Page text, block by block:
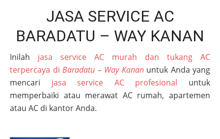
JASA SERVICE AC
BARADATU – WAY KANAN
Inilah jasa service AC murah dan tukang AC
terpercaya di Baradatu – Way Kananuntuk Anda yang
mencari jasa service AC profesional untuk
memperbaiki atau merawat AC rumah, apartemen
atau AC di kantor Anda.